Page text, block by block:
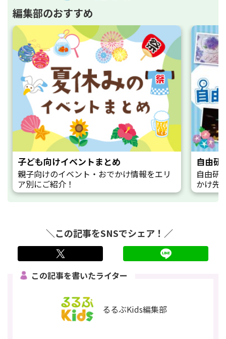
編集部のおすすめ
子ども向けイベントまとめ
親子向けのイベント・おでかけ情報をエリ
ア別にご紹介！
自由研
自由研
かけ先
＼この記事をSNSでシェア！／
この記事を書いたライター
るるぶKids編集部